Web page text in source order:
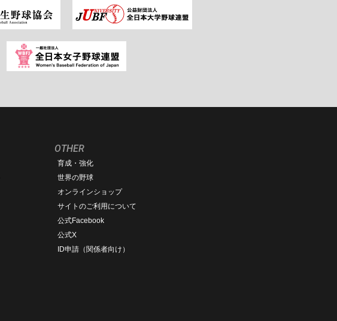
OTHER
育成・強化
世界の野球
オンラインショップ
サイトのご利用について
公式Facebook
公式X
ID申請（関係者向け）